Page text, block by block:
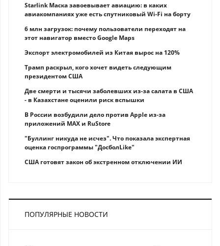
Starlink Маска завоевывает авиацию: в каких
авиакомпаниях уже есть спутниковый Wi-Fi на борту
6 млн загрузок: почему пользователи переходят на
этот навигатор вместо Google Maps
Экспорт электромобилей из Китая вырос на 120%
Трамп раскрыл, кого хочет видеть следующим
президентом США
Две смерти и тысячи заболевших из-за салата в США
- в Казахстане оценили риск вспышки
В России возбудили дело против Apple из-за
приложений MAX и RuStore
"Буллинг никуда не исчез". Что показала экспертная
оценка госпрограммы "ДосболLike"
США готовят закон об экстренном отключении ИИ
ПОПУЛЯРНЫЕ НОВОСТИ